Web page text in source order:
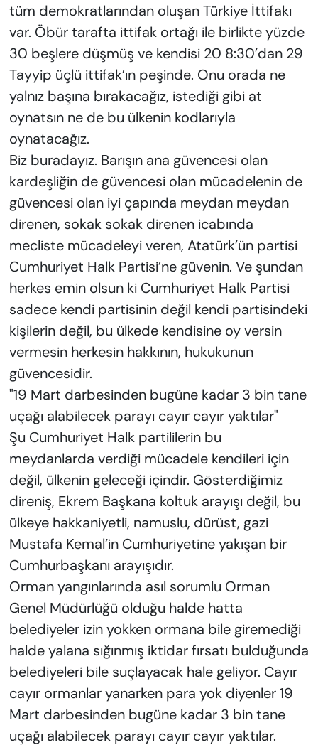
tüm demokratlarından oluşan Türkiye İttifakı
var. Öbür tarafta ittifak ortağı ile birlikte yüzde
30 beşlere düşmüş ve kendisi 20 8:30’dan 29
Tayyip üçlü ittifak’ın peşinde. Onu orada ne
yalnız başına bırakacağız, istediği gibi at
oynatsın ne de bu ülkenin kodlarıyla
oynatacağız.
Biz buradayız. Barışın ana güvencesi olan
kardeşliğin de güvencesi olan mücadelenin de
güvencesi olan iyi çapında meydan meydan
direnen, sokak sokak direnen icabında
mecliste mücadeleyi veren, Atatürk’ün partisi
Cumhuriyet Halk Partisi’ne güvenin. Ve şundan
herkes emin olsun ki Cumhuriyet Halk Partisi
sadece kendi partisinin değil kendi partisindeki
kişilerin değil, bu ülkede kendisine oy versin
vermesin herkesin hakkının, hukukunun
güvencesidir.
"19 Mart darbesinden bugüne kadar 3 bin tane
uçağı alabilecek parayı cayır cayır yaktılar"
Şu Cumhuriyet Halk partililerin bu
meydanlarda verdiği mücadele kendileri için
değil, ülkenin geleceği içindir. Gösterdiğimiz
direniş, Ekrem Başkana koltuk arayışı değil, bu
ülkeye hakkaniyetli, namuslu, dürüst, gazi
Mustafa Kemal’in Cumhuriyetine yakışan bir
Cumhurbaşkanı arayışıdır.
Orman yangınlarında asıl sorumlu Orman
Genel Müdürlüğü olduğu halde hatta
belediyeler izin yokken ormana bile giremediği
halde yalana sığınmış iktidar fırsatı bulduğunda
belediyeleri bile suçlayacak hale geliyor. Cayır
cayır ormanlar yanarken para yok diyenler 19
Mart darbesinden bugüne kadar 3 bin tane
uçağı alabilecek parayı cayır cayır yaktılar.